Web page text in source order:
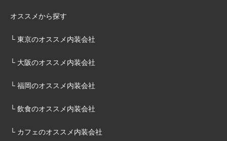
オススメから探す
└ 東京のオススメ内装会社
└ 大阪のオススメ内装会社
└ 福岡のオススメ内装会社
└ 飲食のオススメ内装会社
└ カフェのオススメ内装会社